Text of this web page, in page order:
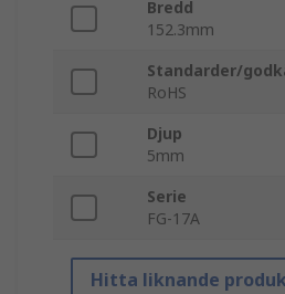
Bredd
152.3mm
Standarder/
RoHS
Djup
5mm
Serie
FG-17A
Hitta liknande